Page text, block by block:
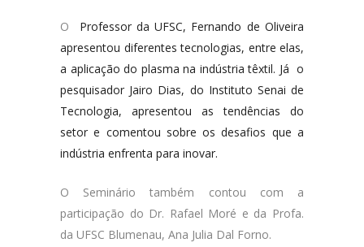
O
Professor da UFSC, Fernando de Oliveira
apresentou diferentes tecnologias, entre elas,
a aplicação do plasma na indústria têxtil. Já o
pesquisador Jairo Dias, do Instituto Senai de
Tecnologia, apresentou as tendências do
setor e comentou sobre os desafios que a
indústria enfrenta para inovar.
O Seminário também contou com a
participação do Dr. Rafael Moré e da Profa.
da UFSC Blumenau, Ana Julia Dal Forno.